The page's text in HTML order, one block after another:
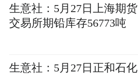
生意社：5月27日上海期货
交易所期铅库存56773吨
生意社：5月27日正和石化